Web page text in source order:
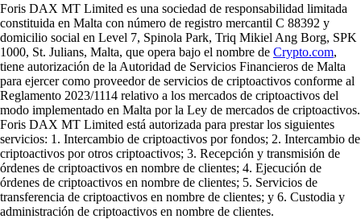
Foris DAX MT Limited es una sociedad de responsabilidad limitada
constituida en Malta con número de registro mercantil C 88392 y
domicilio social en Level 7, Spinola Park, Triq Mikiel Ang Borg, SPK
1000, St. Julians, Malta, que opera bajo el nombre de Crypto.com,
tiene autorización de la Autoridad de Servicios Financieros de Malta
para ejercer como proveedor de servicios de criptoactivos conforme al
Reglamento 2023/1114 relativo a los mercados de criptoactivos del
modo implementado en Malta por la Ley de mercados de criptoactivos.
Foris DAX MT Limited está autorizada para prestar los siguientes
servicios: 1. Intercambio de criptoactivos por fondos; 2. Intercambio de
criptoactivos por otros criptoactivos; 3. Recepción y transmisión de
órdenes de criptoactivos en nombre de clientes; 4. Ejecución de
órdenes de criptoactivos en nombre de clientes; 5. Servicios de
transferencia de criptoactivos en nombre de clientes; y 6. Custodia y
administración de criptoactivos en nombre de clientes.